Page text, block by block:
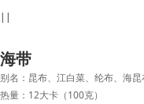
||
海带
别名：昆布、江白菜、纶布、海
热量：12大卡（100克）